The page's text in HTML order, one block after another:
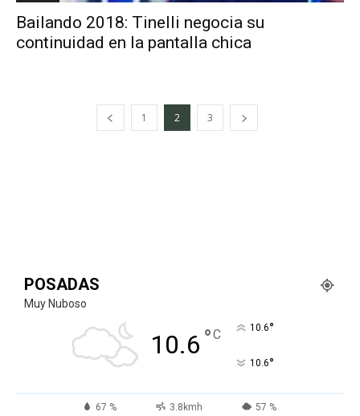
Bailando 2018: Tinelli negocia su
continuidad en la pantalla chica
1 2 3
POSADAS
Muy Nuboso
10.6 °C 10.6°
10.6°
67 % 3.8kmh 57 %